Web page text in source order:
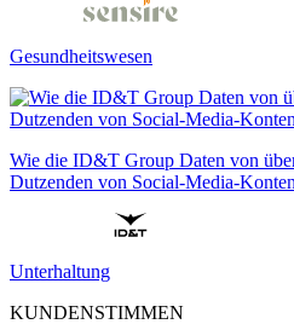
Gesundheitswesen
Wie die ID&T Group Daten von
Dutzenden von Social-Media-
Unterhaltung
KUNDENSTIMMEN